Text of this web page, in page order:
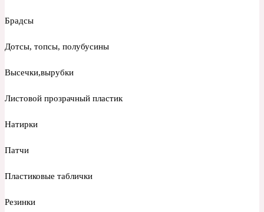
Брадсы
Дотсы, топсы, полубусины
Высечки,вырубки
Листовой прозрачный пластик
Натирки
Патчи
Пластиковые таблички
Резинки